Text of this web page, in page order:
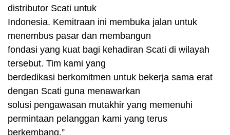
distributor Scati untuk
Indonesia. Kemitraan ini membuka jalan untuk
menembus pasar dan membangun
fondasi yang kuat bagi kehadiran Scati di wilayah
tersebut. Tim kami yang
berdedikasi berkomitmen untuk bekerja sama erat
dengan Scati guna menawarkan
solusi pengawasan mutakhir yang memenuhi
permintaan pelanggan kami yang terus
berkembang.”